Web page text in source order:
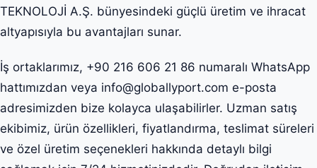
TEKNOLOJİ A.Ş. bünyesindeki güçlü üretim ve ihracat
altyapısıyla bu avantajları sunar.
İş ortaklarımız, +90 216 606 21 86 numaralı WhatsApp
hattımızdan veya info@globallyport.com e-posta
adresimizden bize kolayca ulaşabilirler. Uzman satış
ekibimiz, ürün özellikleri, fiyatlandırma, teslimat süreleri
ve özel üretim seçenekleri hakkında detaylı bilgi